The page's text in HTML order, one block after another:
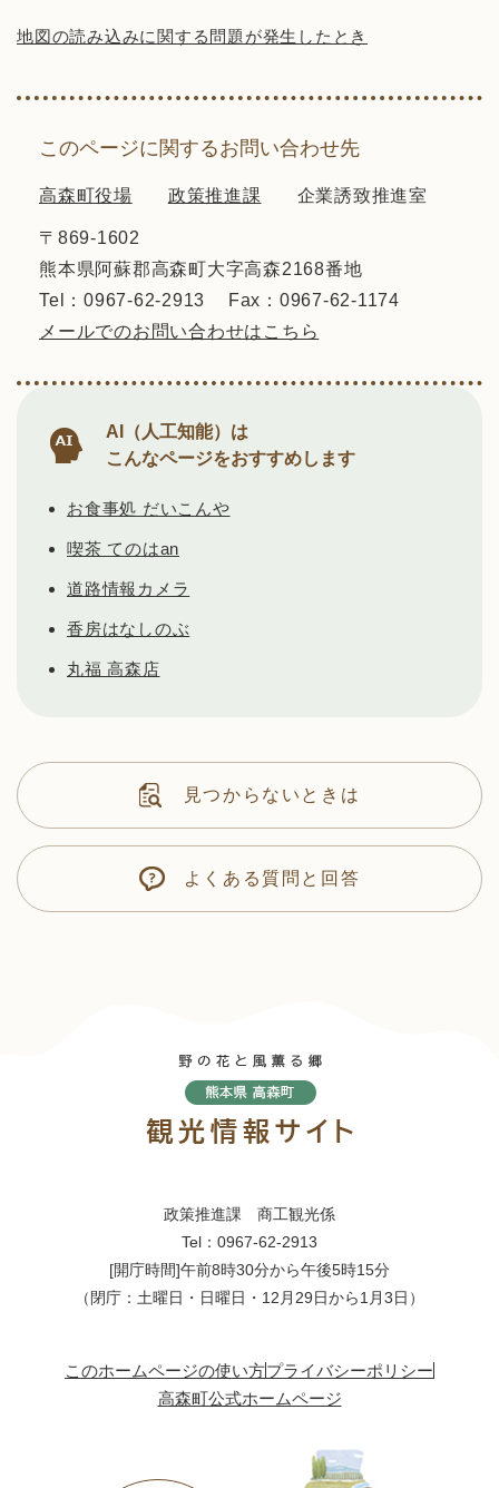
地図の読み込みに関する問題が発生したとき
このページに関するお問い合わせ先
高森町役場 政策推進課 企業誘致推進室
〒869-1602
熊本県阿蘇郡高森町大字高森2168番地
Tel：0967-62-2913
Fax：0967-62-1174
メールでのお問い合わせはこちら
AI（人工知能）は
こんなページをおすすめします
お食事処 だいこんや
喫茶 てのはan
道路情報カメラ
香房はなしのぶ
丸福 高森店
見つからないときは
よくある質問と回答
政策推進課 商工観光係
Tel：0967-62-2913
[開庁時間]午前8時30分から午後5時15分
（閉庁：土曜日・日曜日・12月29日から1月3日）
このホームページの使い方プライバシーポリシー
高森町公式ホームページ